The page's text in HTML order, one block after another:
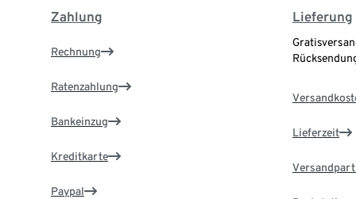
Zahlung
Rechnung
Ratenzahlung
Bankeinzug
Kreditkarte
Paypal
Lieferung
Lieferzeit